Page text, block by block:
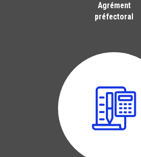
Agrément
préfectoral